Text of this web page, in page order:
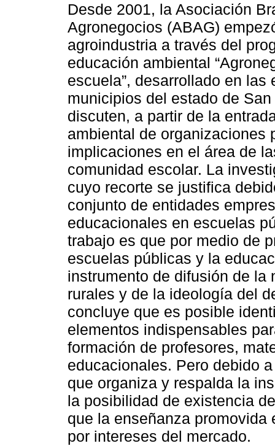
Desde 2001, la Asociación
Agronegocios (ABAG)
agroindustria a través del
educación ambiental
escuela”, desarrollado en
municipios del estado de
discuten, a partir de la
ambiental de organizaciones
implicaciones en el área de
comunidad escolar. La
cuyo recorte se justifica
conjunto de entidades
educacionales en escuelas
trabajo es que por medio de
escuelas públicas y la
instrumento de difusión de la
rurales y de la ideología del
concluye que es posible
elementos indispensables
formación de profesores,
educacionales. Pero debido
que organiza y respalda la
la posibilidad de existencia
que la enseñanza
por intereses del mercado.